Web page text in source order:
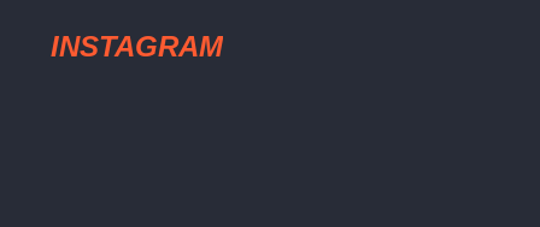
INSTAGRAM